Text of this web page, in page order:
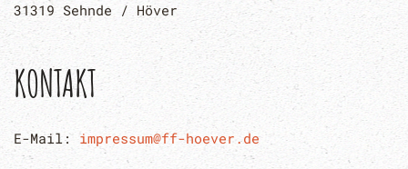
31319 Sehnde / Höver
KONTAKT
E-Mail: impressum@ff-hoever.de